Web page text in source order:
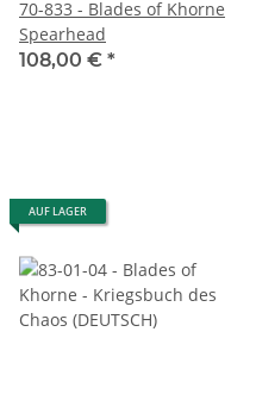
70-833 - Blades of Khorne
Spearhead
108,00 € *
AUF LAGER